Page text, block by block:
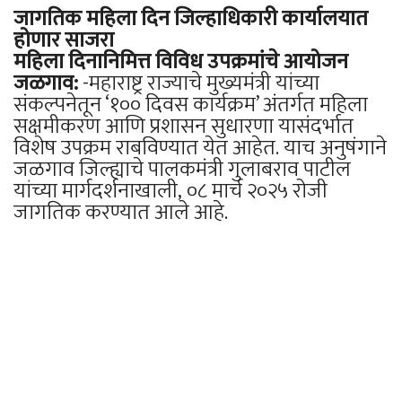
जागतिक महिला दिन जिल्हाधिकारी कार्यालयात
होणार साजरा
महिला दिनानिमित्त विविध उपक्रमांचे आयोजन
जळगाव:-महाराष्ट्र राज्याचे मुख्यमंत्री यांच्या
संकल्पनेतून ‘१०० दिवस कार्यक्रम’ अंतर्गत महिला
सक्षमीकरण आणि प्रशासन सुधारणा यासंदर्भात
विशेष उपक्रम राबविण्यात येत आहेत. याच अनुषंगाने
जळगाव जिल्ह्याचे पालकमंत्री गुलाबराव पाटील
यांच्या मार्गदर्शनाखाली, ०८ मार्च २०२५ रोजी
जागतिक करण्यात आले आहे.